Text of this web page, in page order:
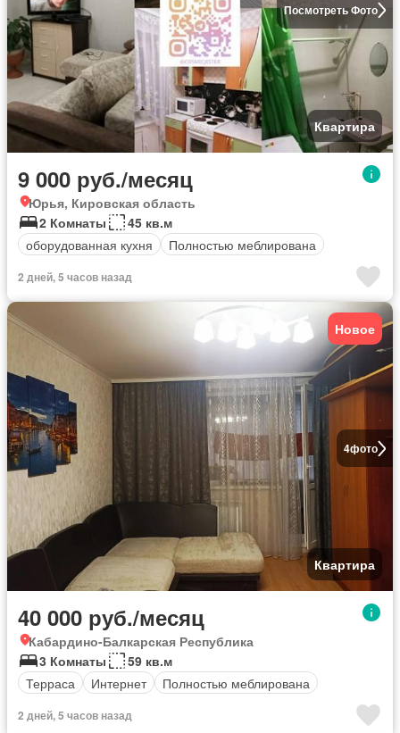
Посмотреть Фото
Квартира
9 000 руб./месяц
Юрья, Кировская область
2 Комнаты
45 кв.м
оборудованная кухня
Полностью меблирована
2 дней, 5 часов назад
4фото
Новое
Квартира
40 000 руб./месяц
Кабардино-Балкарская Республика
3 Комнаты
59 кв.м
Терраса
Интернет Полностью меблирована
2 дней, 5 часов назад